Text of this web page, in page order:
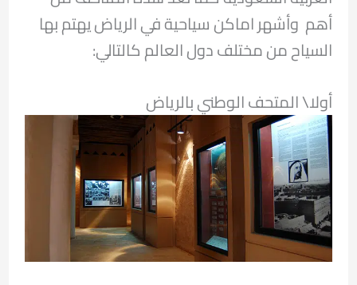
أهم وأشهر اماكن سياحية في الرياض يهتم بها
السياح من مختلف دول العالم كالتالي:
أولا\ المتحف الوطني بالرياض